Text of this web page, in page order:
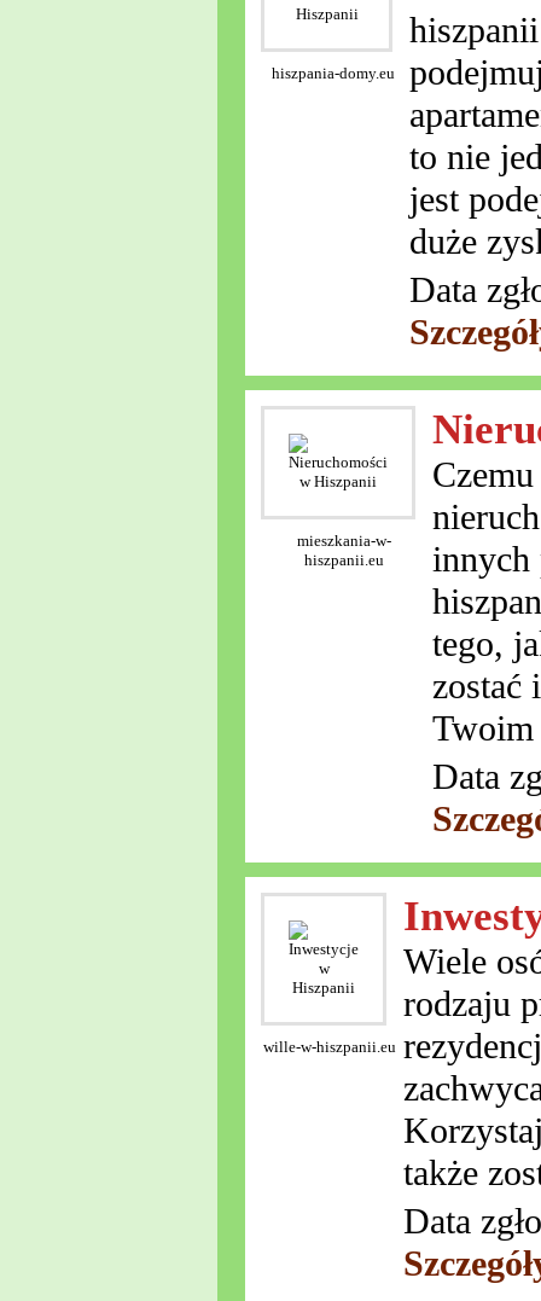
hiszpania-domy.eu
to nie
jest
duże
Data
mieszkania-w-
hiszpanii.eu
innych
tego,
zostać
Twoim
Data
wille-w-hiszpanii.eu
Wiele
rodzaju
także
Data